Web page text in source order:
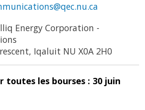
Energy Corporation -
Iqaluit NU X0A 2H0
les bourses : 30 juin